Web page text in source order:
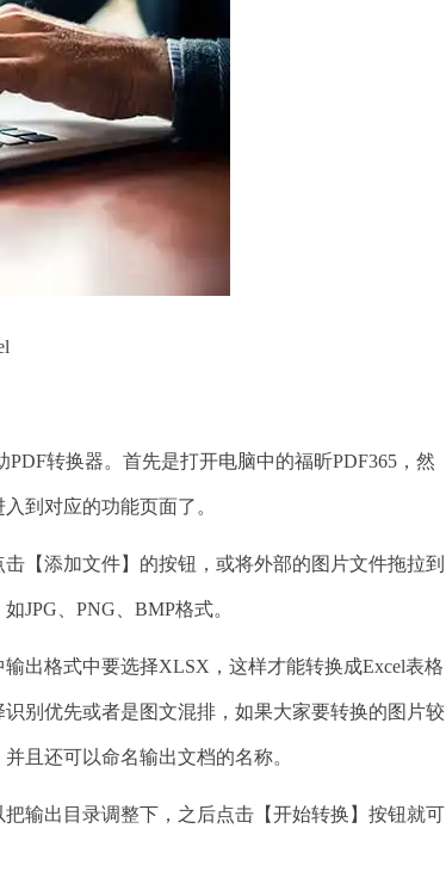
转换器。首先是打开电脑中的福昕PDF365，然
到对应的功能页面了。
添加文件】的按钮，或将外部的图片文件拖拉到
JPG、PNG、BMP格式。
格式中要选择XLSX，这样才能转换成Excel表格
别优先或者是图文混排，如果大家要转换的图片较
且还可以命名输出文档的名称。
出目录调整下，之后点击【开始转换】按钮就可